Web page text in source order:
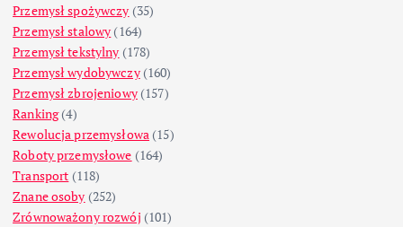
Przemysł spożywczy (35)
Przemysł stalowy (164)
Przemysł tekstylny (178)
Przemysł wydobywczy(160)
Przemysł zbrojeniowy(157)
Ranking(4)
Rewolucja przemysłowa (15)
Roboty przemysłowe (164)
Transport (118)
Znane osoby (252)
Zrównoważony rozwój (101)